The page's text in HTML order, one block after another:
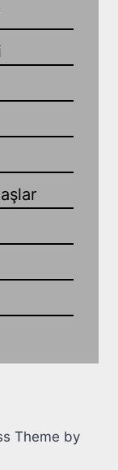
Theme by